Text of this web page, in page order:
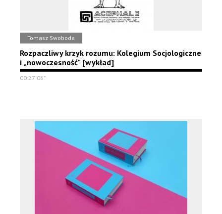
Tomasz Swoboda
Rozpaczliwy krzyk rozumu: Kolegium Socjologiczne
i „nowoczesność" [wykład]
00:27'06''